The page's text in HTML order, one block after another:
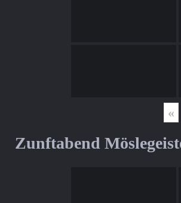
«
Zunftabend